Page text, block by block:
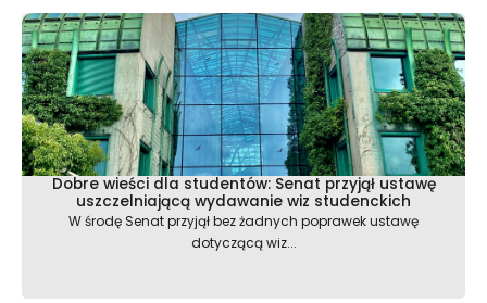
Dobre wieści dla studentów: Senat przyjął ustawę
uszczelniającą wydawanie wiz studenckich
W środę Senat przyjął bez żadnych poprawek ustawę
dotyczącą wiz...